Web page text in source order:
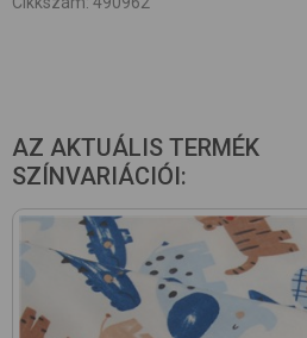
AZ AKTUÁLIS TERMÉK
SZÍNVARIÁCIÓI: